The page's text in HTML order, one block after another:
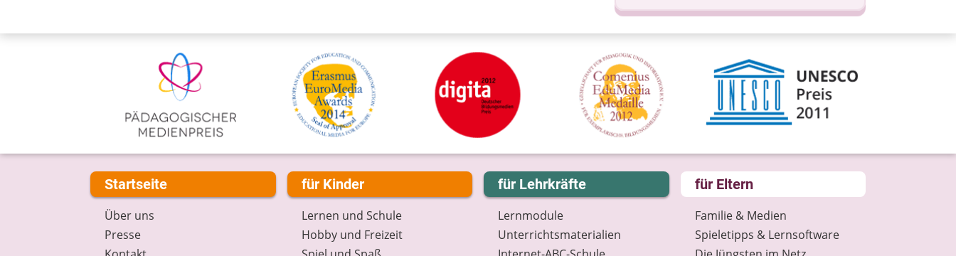
Ihre Nachricht
Startseite
Über uns
Presse
für Kinder
Lernen und Schule
Hobby und Freizeit
für Lehrkräfte
Lernmodule
Unterrichts­materialien
für Eltern
Familie & Medien
Spieletipps & Lernsoftware